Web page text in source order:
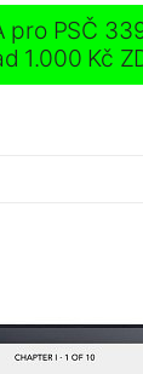
pro PSČ
1.000 Kč